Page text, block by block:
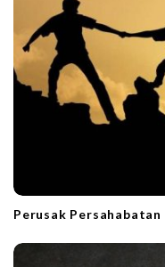
Perusak Persahabatan